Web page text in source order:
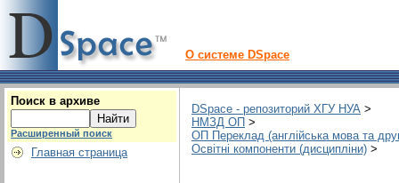
О системе DSpace
Поиск в архиве
Расширенный поиск
Главная страница
DSpace - репозиторий ХГУ НУА >
НМЗД ОП >
ОП Переклад (англійська мова та
Освітні компоненти (дисципліни) >